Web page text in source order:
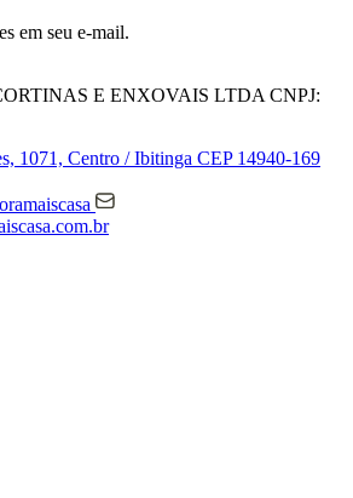
em seu e-mail.
E ENXOVAIS LTDA CNPJ:
1071, Centro / Ibitinga CEP 14940-169